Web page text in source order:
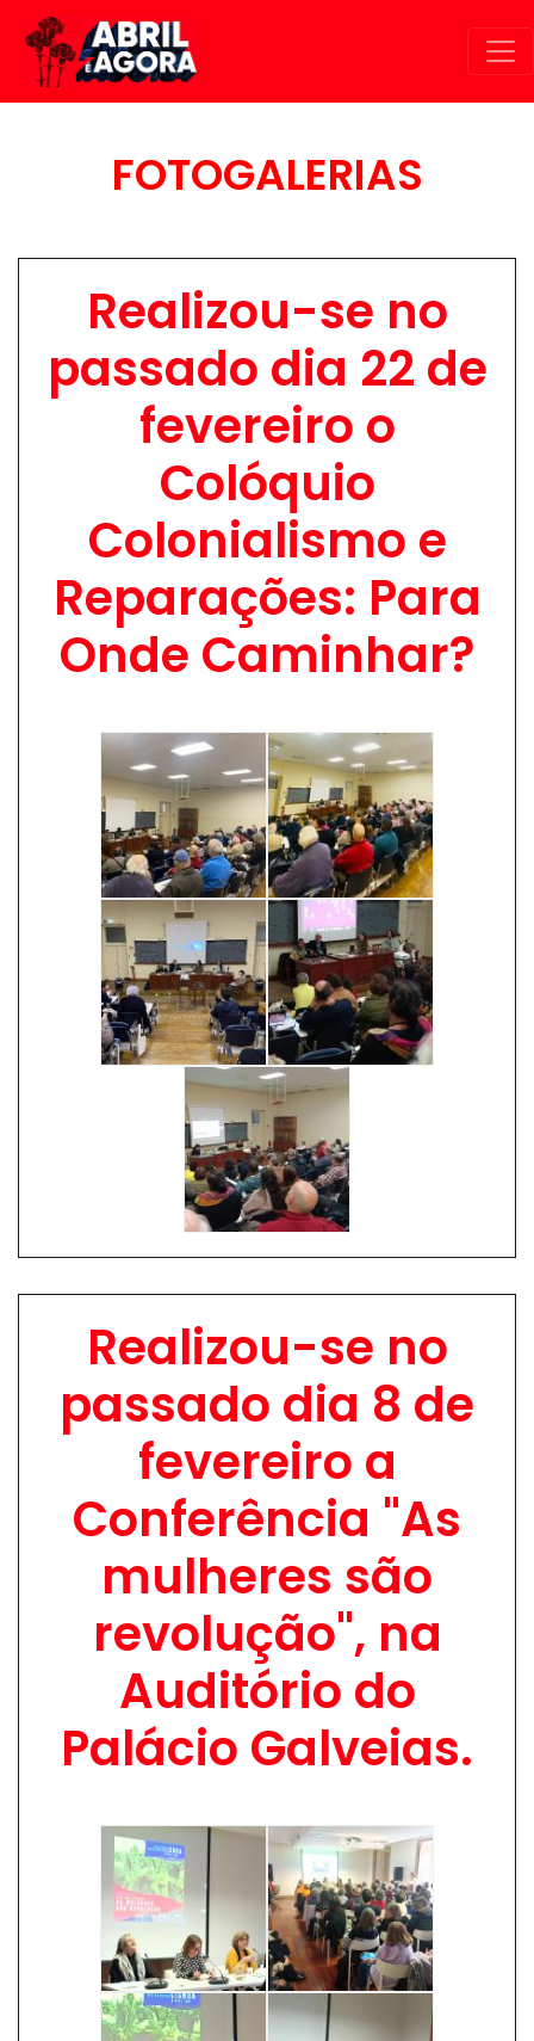
Passar para o conteúdo principal
FOTOGALERIAS
Realizou-se no
passado dia 22 de
fevereiro o
Colóquio
Colonialismo e
Reparações: Para
Onde Caminhar?
Image Image
Image Image
Image
Realizou-se no
passado dia 8 de
fevereiro a
Conferência "As
mulheres são
revolução", na
Auditório do
Palácio Galveias.
Image Image
Image Image